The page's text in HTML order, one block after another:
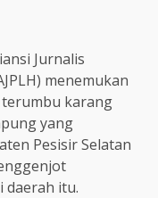
Jurnalis
menemukan
karang
yang
Pesisir Selatan
daerah itu.